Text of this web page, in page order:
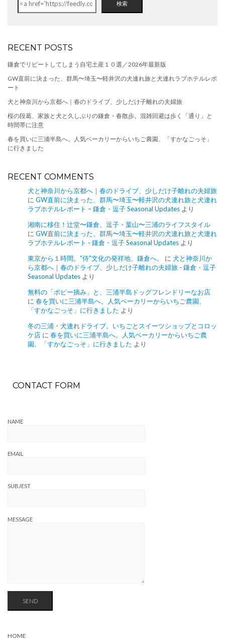
検索
RECENT POSTS
鎌倉でリピートしてしまう自宅土産１０選／2026年最新版
GW直前に決まった、群馬〜埼玉〜軽井沢の犬連れ旅と犬連れラブホテルレポ
ート
犬と神奈川から京都へ｜春のドライブ、少しだけ子離れの夫婦旅
桜の段葛、家族と犬と久しぶりの鎌倉・春散歩。混雑回避は歩く「通り」と
時間帯に注意
春を買いに三浦半島へ。人気ベーカリーからいちご農園、「すかなごっそ」
に行きました
RECENT COMMENTS
犬と神奈川から京都へ｜春のドライブ、少しだけ子離れの夫婦旅
に GW直前に決まった、群馬〜埼玉〜軽井沢の犬連れ旅と犬連れ
ラブホテルレポート – 鎌倉・逗子 Seasonal Updates より
湘南に移住！辻堂〜鎌倉、逗子・葉山〜三浦のライフスタイル
に GW直前に決まった、群馬〜埼玉〜軽井沢の犬連れ旅と犬連れ
ラブホテルレポート - 鎌倉・逗子 Seasonal Updates より
東京から１時間。”侍”文化の発祥地、鎌倉へ。
に 犬と神奈川か
ら京都へ｜春のドライブ、少しだけ子離れの夫婦旅 - 鎌倉・逗子
Seasonal Updates より
無料の「ポピー摘み」と、三浦半島ドッグフレンドリーなお店
に 春を買いに三浦半島へ。人気ベーカリーからいちご農園、
「すかなごっそ」に行きました より
冬の三浦・犬連れドライブ。いちごとスイーツショップとコロッ
ケ店 に 春を買いに三浦半島へ。人気ベーカリーからいちご農
園、「すかなごっそ」に行きました より
CONTACT FORM
NAME
EMAIL
SUBJEST
MESSAGE
HOME